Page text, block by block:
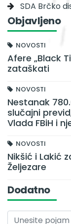
SDA Brčko
Objavljeno
NOVOSTI
Afere „Black
zataškati
NOVOSTI
Nestanak
slučajni
Vlada FBiH i
NOVOSTI
Nikšić i Lakić
Željezare
Dodatno